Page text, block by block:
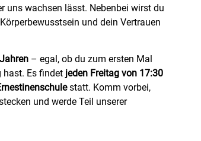
uns wachsen lässt. Nebenbei wirst du
und dein Vertrauen
– egal, ob du zum ersten Mal
hast. Es findet jeden Freitag von 17:30
statt. Komm vorbei,
und werde Teil unserer